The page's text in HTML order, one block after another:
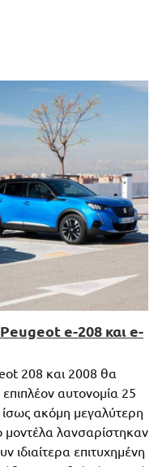
e-208 και e-
208 και 2008 θα
αυτονομία 25
ακόμη μεγαλύτερη
μοντέλα λανσαρίστηκαν
ιδιαίτερα επιτυχημένη